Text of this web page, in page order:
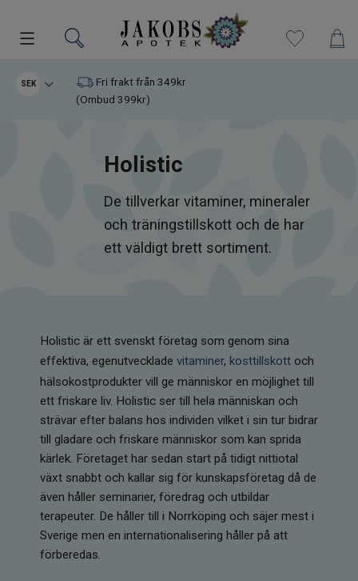
Kampanjer
Infrarött Ljus
Vattenrening & Övrigt
Transdermala plåster
Fyndlådan
SEK
Fri frakt från 349kr
(Ombud 399kr)
Holistic
De tillverkar vitaminer, mineraler
och träningstillskott och de har
ett väldigt brett sortiment.
Holistic är ett svenskt företag som genom sina
effektiva, egenutvecklade vitaminer, kosttillskott och
hälsokostprodukter vill ge människor en möjlighet till
ett friskare liv. Holistic ser till hela människan och
strävar efter balans hos individen vilket i sin tur bidrar
till gladare och friskare människor som kan sprida
kärlek. Företaget har sedan start på tidigt nittiotal
växt snabbt och kallar sig för kunskapsföretag då de
även håller seminarier, föredrag och utbildar
terapeuter. De håller till i Norrköping och säjer mest i
Sverige men en internationalisering håller på att
förberedas.